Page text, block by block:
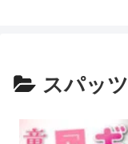
スパッツ